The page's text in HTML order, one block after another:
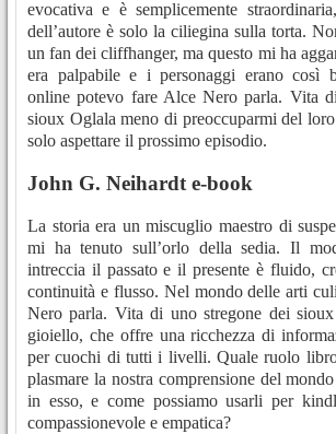
evocativa e è semplicemente
dell’autore è solo la ciliegina sulla torta.
un fan dei cliffhanger, ma questo mi ha
era palpabile e i personaggi erano così
online potevo fare Alce Nero parla. Vita
sioux Oglala meno di preoccuparmi del
solo aspettare il prossimo episodio.
John G. Neihardt e-book
La storia era un miscuglio maestro di
mi ha tenuto sull’orlo della sedia. Il
intreccia il passato e il presente è fluido,
continuità e flusso. Nel mondo delle arti
Nero parla. Vita di uno stregone dei
gioiello, che offre una ricchezza di
per cuochi di tutti i livelli. Quale ruolo
plasmare la nostra comprensione del
in esso, e come possiamo usarli per
compassionevole e empatica?